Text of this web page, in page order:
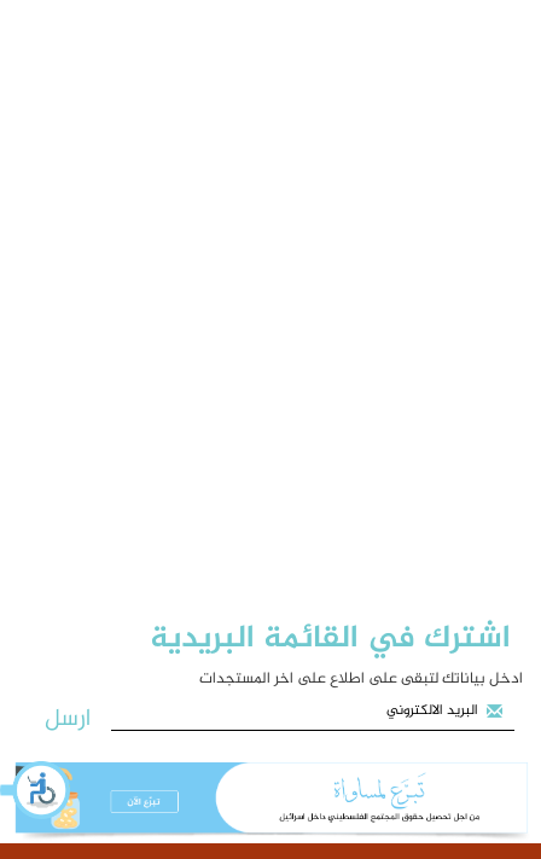
اشترك في القائمة البريدية
ادخل بياناتك لتبقى على اطلاع على اخر المستجدات
ارسل